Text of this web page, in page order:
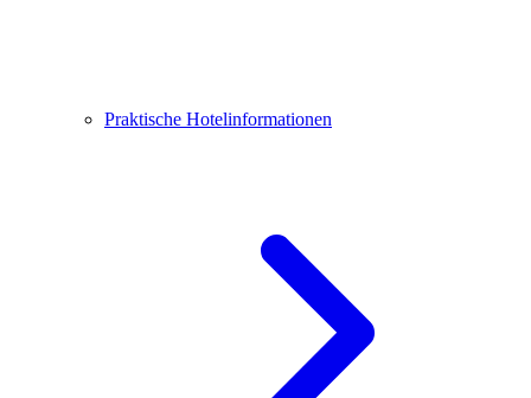
Praktische Hotelinformationen